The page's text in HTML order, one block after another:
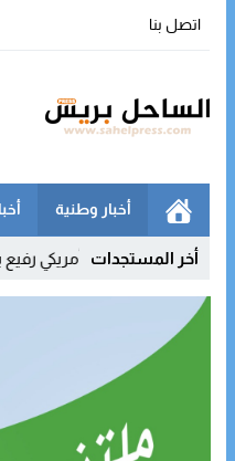
اتصل بنا
أخبار وطنية
أخر المستجدات
وفد أمريكي رفيع يحل بمقر